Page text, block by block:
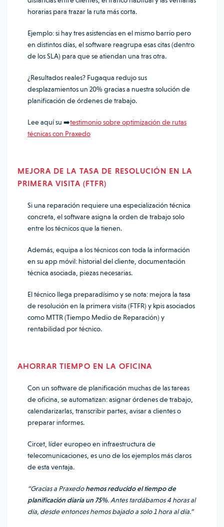
horarias para trazar la ruta más corta.
Ejemplo: si hay tres asistencias en el mismo barrio pero
en distintos días, el software reagrupa esas citas (dentro
de los SLA) para que se atiendan una tras otra.
¿Resultados reales? Fugaqua redujo sus
desplazamientos un 20% gracias a nuestra solución de
planificación de órdenes de trabajo.
Lee aquí su ➡️testimonio sobre optimización de rutas
técnicas con Praxedo
MEJORA DE LA TASA DE RESOLUCIÓN EN LA
PRIMERA VISITA (FTFR)
Si una reparación requiere una especialización técnica
concreta, el software asigna la orden de trabajo solo
entre los técnicos que la tienen.
Además, equipa a los técnicos con toda la información
en su app móvil: historial del cliente, documentación
técnica asociada, piezas necesarias.
El técnico llega preparadísimo y se nota: mejora la tasa
de resolución en la primera visita (FTFR) y kpis asociados
como MTTR (Tiempo Medio de Reparación) y
rentabilidad por técnico.
AHORRAR TIEMPO EN LA OFICINA
Con un software de planificación muchas de las tareas
de oficina, se automatizan: asignar órdenes de trabajo,
calendarizarlas, transcribir partes, avisar a clientes o
preparar informes.
Circet, líder europeo en infraestructura de
telecomunicaciones, es uno de los ejemplos más claros
de esta ventaja.
“Gracias a Praxedohemos reducido el tiempo de
planificación diaria un 75%. Antes tardábamos 4 horas al
día, desde entonces hemos bajado a solo 1 hora al día.”